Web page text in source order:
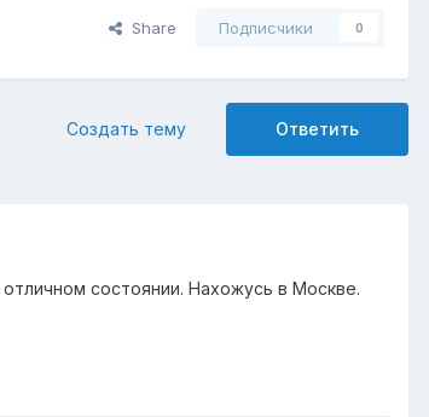
Share Подписчики 0
Ответить
Создать тему
состоянии. Нахожусь в Москве.